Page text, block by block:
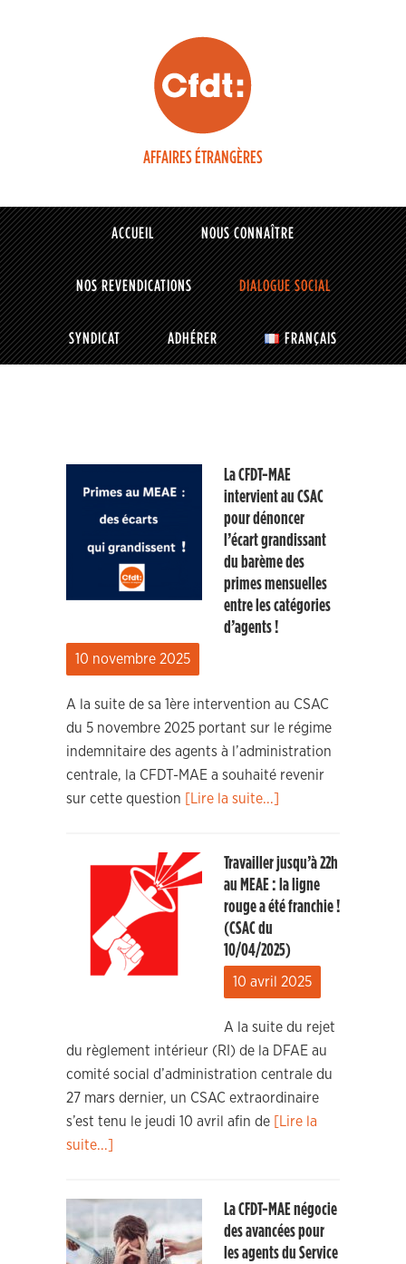
AFFAIRES ÉTRANGÈRES
ACCUEIL NOUS CONNAÎTRE
NOS REVENDICATIONS DIALOGUE SOCIAL
SYNDICAT ADHÉRER FRANÇAIS
La CFDT-MAE
intervient au CSAC
pour dénoncer
l’écart grandissant
du barème des
primes mensuelles
entre les catégories
d’agents !
10 novembre 2025
A la suite de sa 1ère intervention au CSAC
du 5 novembre 2025 portant sur le régime
indemnitaire des agents à l’administration
centrale, la CFDT-MAE a souhaité revenir
sur cette question
[Lire la suite...]
Travailler jusqu’à 22h
au MEAE : la ligne
rouge a été franchie !
(CSAC du
10/04/2025)
10 avril 2025
A la suite du rejet
du règlement intérieur (RI) de la DFAE au
comité social d’administration centrale du
27 mars dernier, un CSAC extraordinaire
s’est tenu le jeudi 10 avril afin de
[Lire la
suite...]
La CFDT-MAE négocie
des avancées pour
les agents du Service